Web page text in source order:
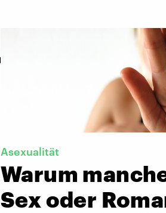
Asexualität
Warum
Sex oder